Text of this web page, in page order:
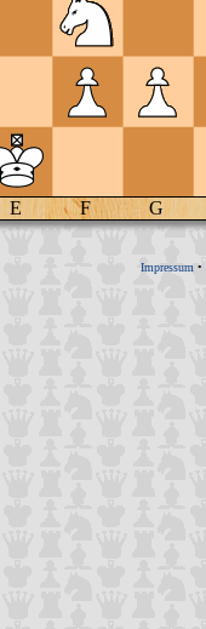
E F G
Impressum •